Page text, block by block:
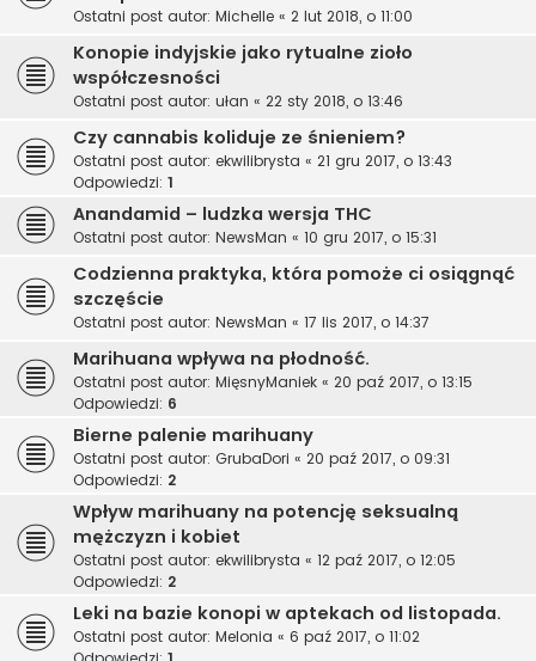
Ostatni post autor: Michelle « 2 lut 2018, o 11:00
Konopie indyjskie jako rytualne zioło
współczesności
Ostatni post autor: ułan « 22 sty 2018, o 13:46
Czy cannabis koliduje ze śnieniem?
Ostatni post autor: ekwilibrysta « 21 gru 2017, o 13:43
Odpowiedzi: 1
Anandamid – ludzka wersja THC
Ostatni post autor: NewsMan « 10 gru 2017, o 15:31
Codzienna praktyka, która pomoże ci osiągnąć
szczęście
Ostatni post autor: NewsMan « 17 lis 2017, o 14:37
Marihuana wpływa na płodność.
Ostatni post autor: MięsnyManiek « 20 paź 2017, o 13:15
Odpowiedzi: 6
Bierne palenie marihuany
Ostatni post autor: GrubaDori « 20 paź 2017, o 09:31
Odpowiedzi: 2
Wpływ marihuany na potencję seksualną
mężczyzn i kobiet
Ostatni post autor: ekwilibrysta « 12 paź 2017, o 12:05
Odpowiedzi: 2
Leki na bazie konopi w aptekach od listopada.
Ostatni post autor: Melonia « 6 paź 2017, o 11:02